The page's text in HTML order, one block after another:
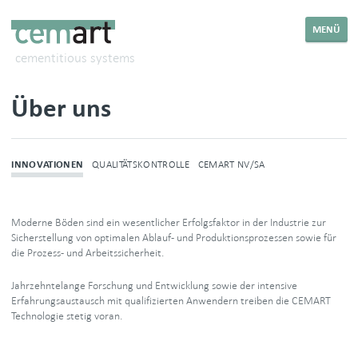
cementitious systems
MENÜ
Über uns
INNOVATIONEN QUALITÄTSKONTROLLE CEMART NV/SA
Moderne Böden sind ein wesentlicher Erfolgsfaktor in der Industrie zur
Sicherstellung von optimalen Ablauf- und Produktionsprozessen sowie für
die Prozess- und Arbeitssicherheit.
Jahrzehntelange Forschung und Entwicklung sowie der intensive
Erfahrungsaustausch mit qualifizierten Anwendern treiben die CEMART
Technologie stetig voran.